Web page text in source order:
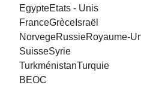
EgypteEtats - Unis
FranceGrèceIsraël
NorvegeRussieRoyaume-
SuisseSyrie
TurkménistanTurquie
BEOC